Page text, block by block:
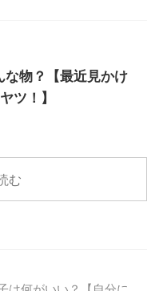
な物？【最近見かけ
ツ！】
む